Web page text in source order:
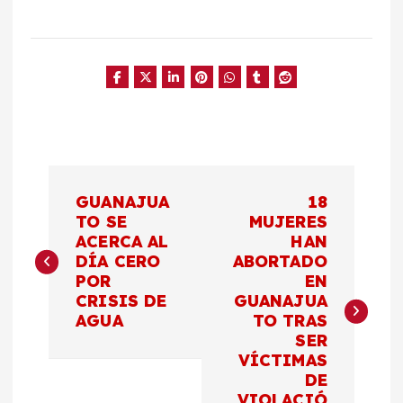
v
GUANAJUA
TO SE
ACERCA AL
DÍA CERO
POR
CRISIS DE
AGUA
18
MUJERES
HAN
ABORTADO
EN
GUANAJUA
TO TRAS
SER
VÍCTIMAS
DE